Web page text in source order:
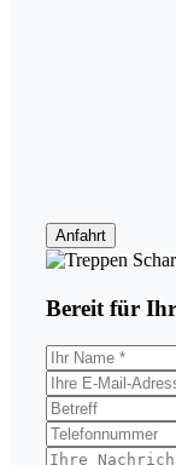
Anfahrt
Bereit für Ihr